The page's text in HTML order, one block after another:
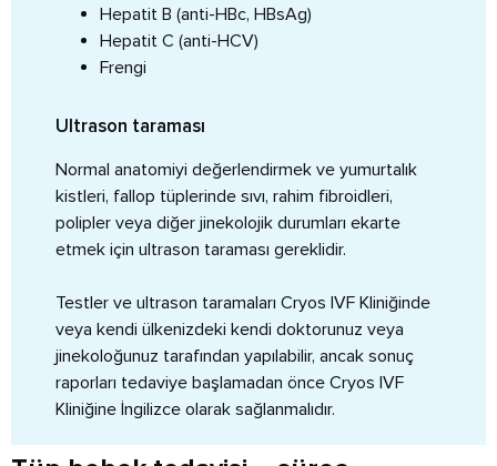
Hepatit B (anti-HBc, HBsAg)
Hepatit C (anti-HCV)
Frengi
Ultrason taraması
Normal anatomiyi değerlendirmek ve yumurtalık
kistleri, fallop tüplerinde sıvı, rahim fibroidleri,
polipler veya diğer jinekolojik durumları ekarte
etmek için ultrason taraması gereklidir.
Testler ve ultrason taramaları Cryos IVF Kliniğinde
veya kendi ülkenizdeki kendi doktorunuz veya
jinekoloğunuz tarafından yapılabilir, ancak sonuç
raporları tedaviye başlamadan önce Cryos IVF
Kliniğine İngilizce olarak sağlanmalıdır.